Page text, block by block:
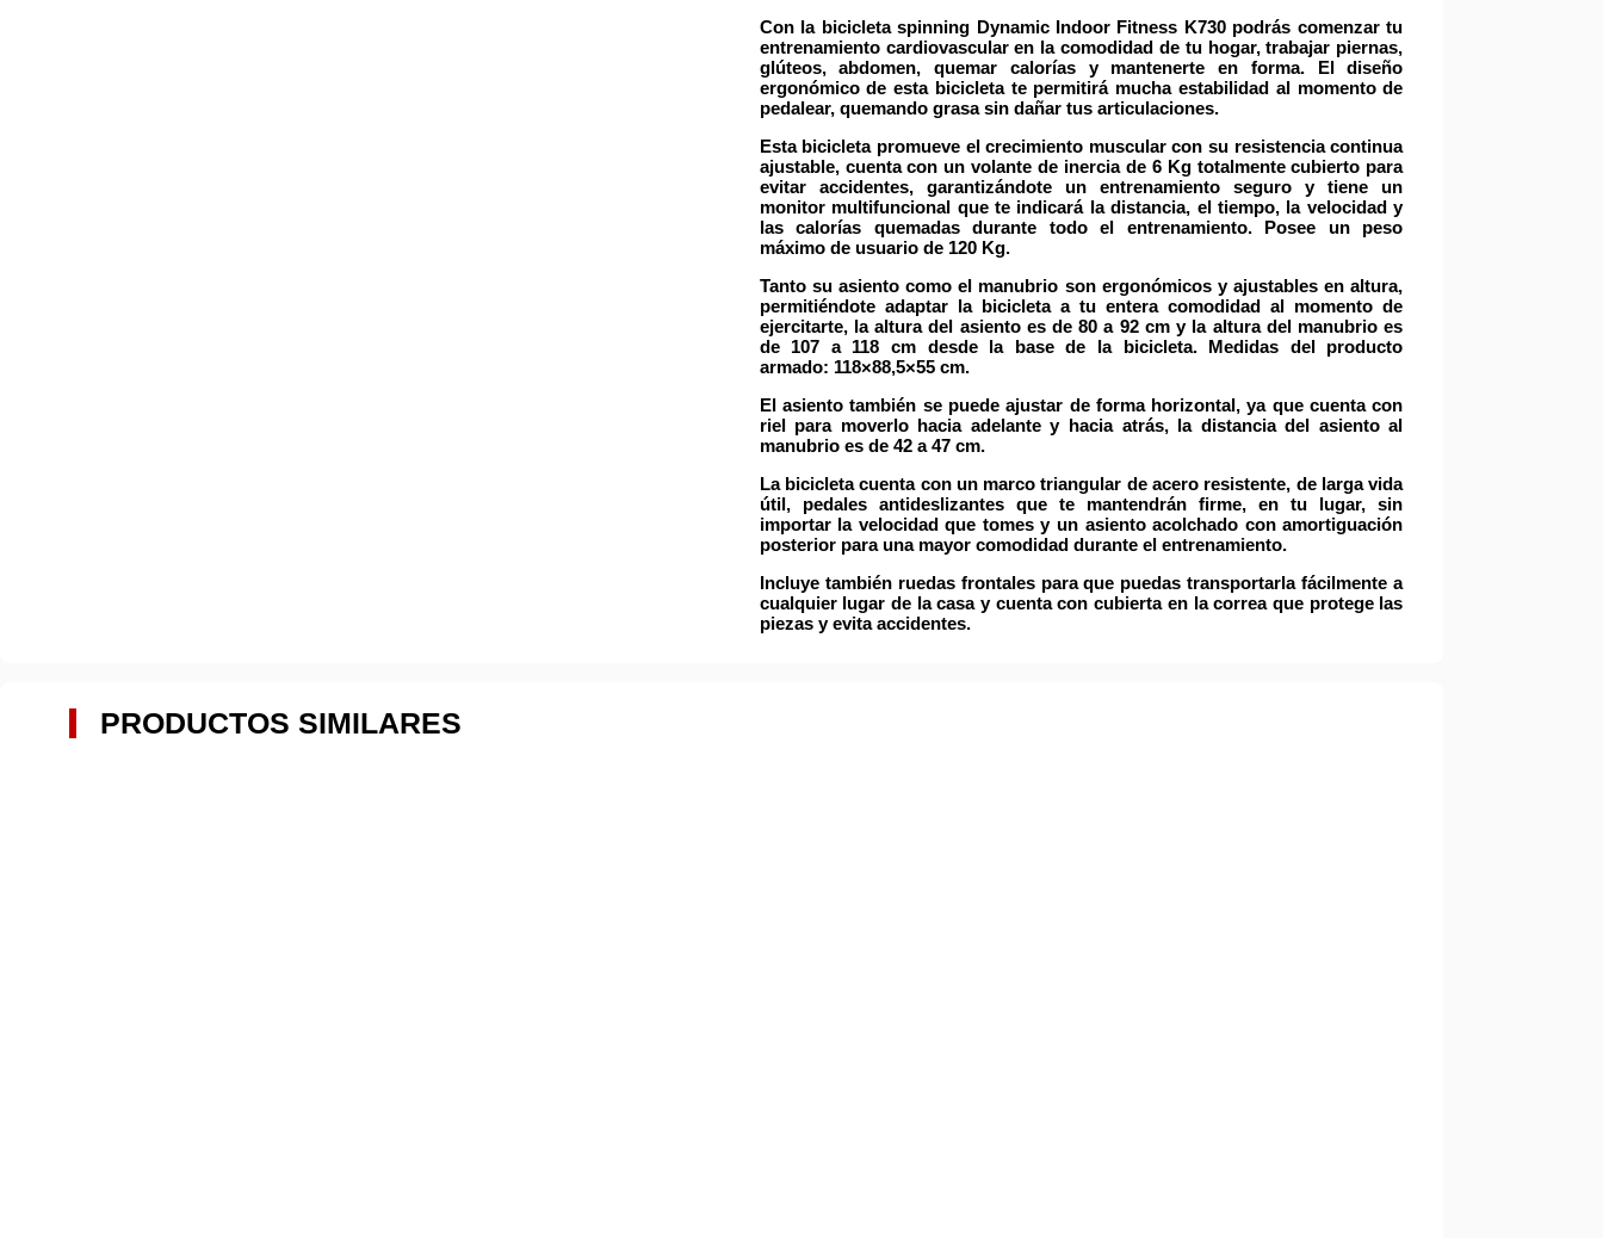
Con la bicicleta spinning Dynamic Indoor Fitness K730 podrás comenzar tu
entrenamiento cardiovascularen la comodidad de tu hogar, trabajar piernas,
glúteos, abdomen, quemar calorías y mantenerte en forma. Eldiseño
ergonómicode esta bicicleta te permitirá mucha estabilidad al momento de
pedalear, quemando grasa sin dañar tus articulaciones.
Esta bicicleta promueve el crecimiento muscular con su resistencia continua
ajustable, cuenta con un volante de inerciade 6 Kgtotalmente cubierto para
evitar accidentes, garantizándote un entrenamiento seguro y tiene un
monitor multifuncional que te indicará ladistancia, eltiempo, la velocidady
lascalorías quemadasdurante todo el entrenamiento. Posee un peso
máximo de usuariode 120 Kg.
Tanto su asientocomo el manubrio son ergonómicosyajustables en altura,
permitiéndote adaptar la bicicleta a tu entera comodidad al momento de
ejercitarte, laaltura del asientoes de80 a 92 cmy la altura del manubrio es
de 107 a 118 cm desde la base de la bicicleta. Medidas del producto
armado: 118×88,5×55 cm.
El asientotambién se puedeajustar de forma horizontal, ya que cuenta con
riel para moverlo hacia adelante y hacia atrás, la distancia del asiento al
manubrioes de 42 a 47 cm.
La bicicleta cuenta con un marco triangular deacero resistente, de larga vida
útil, pedales antideslizantesque te mantendrán firme, en tu lugar, sin
importar la velocidad que tomes y un asiento acolchado con amortiguación
posterior para una mayor comodidad durante el entrenamiento.
Incluye también ruedas frontalespara que puedas transportarla fácilmente a
cualquier lugar de la casa y cuenta concubierta en la correaque protege las
piezas y evita accidentes.
PRODUCTOS SIMILARES